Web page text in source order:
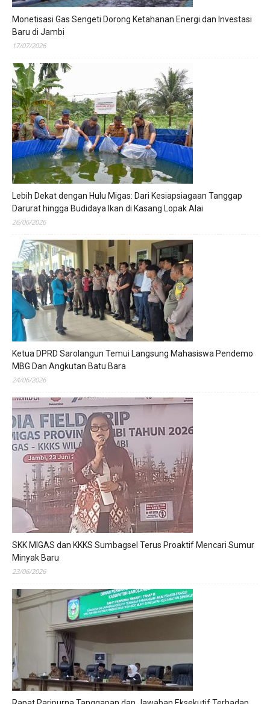
Monetisasi Gas Sengeti Dorong Ketahanan Energi dan Investasi
Baru di Jambi
17/07/2026
Lebih Dekat dengan Hulu Migas: Dari Kesiapsiagaan Tanggap
Darurat hingga Budidaya Ikan di Kasang Lopak Alai
26/06/2026
Ketua DPRD Sarolangun Temui Langsung Mahasiswa Pendemo
MBG Dan Angkutan Batu Bara
24/06/2026
SKK MIGAS dan KKKS Sumbagsel Terus Proaktif Mencari Sumur
Minyak Baru
23/06/2026